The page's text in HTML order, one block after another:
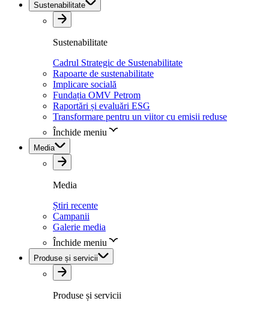
Sustenabilitate
Sustenabilitate
Cadrul Strategic de Sustenabilitate
Rapoarte de sustenabilitate
Implicare socială
Fundația OMV Petrom
Raportări și evaluări ESG
Transformare pentru un viitor cu emisii reduse
Închide meniu
Media
Media
Știri recente
Campanii
Galerie media
Închide meniu
Produse și servicii
Produse și servicii